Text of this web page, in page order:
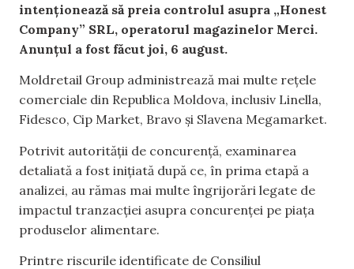
intenționează să preia controlul asupra „Honest
Company” SRL, operatorul magazinelor Merci.
Anunțul a fost făcut joi, 6 august.
Moldretail Group administrează mai multe rețele
comerciale din Republica Moldova, inclusiv Linella,
Fidesco, Cip Market, Bravo și Slavena Megamarket.
Potrivit autorității de concurență, examinarea
detaliată a fost inițiată după ce, în prima etapă a
analizei, au rămas mai multe îngrijorări legate de
impactul tranzacției asupra concurenței pe piața
produselor alimentare.
Printre riscurile identificate de Consiliul